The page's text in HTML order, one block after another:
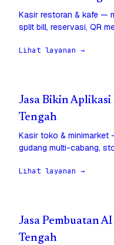
Kasir restoran & kafe —
split bill, reservasi, QR
Lihat layanan →
Jasa Bikin
Tengah
Kasir toko &
gudang multi-cabang,
Lihat layanan →
Jasa Pembuatan
Tengah